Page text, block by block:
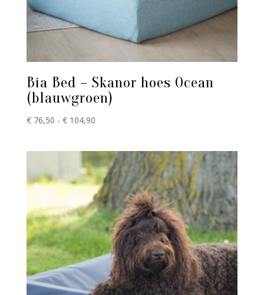
Bia Bed – Skanor hoes Ocean
(blauwgroen)
€76,50 - €104,90Prijsklasse:
€ 104,90